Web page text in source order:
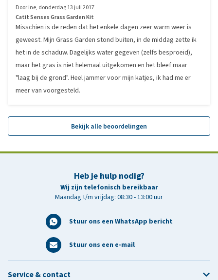
Doorine, donderdag 13 juli 2017
Catit Senses Grass Garden Kit
Misschien is de reden dat het enkele dagen zeer warm weer is
geweest. Mijn Grass Garden stond buiten, in de middag zette ik
het in de schaduw. Dagelijks water gegeven (zelfs besproeid),
maar het gras is niet helemaal uitgekomen en het bleef maar
"laag bij de grond". Heel jammer voor mijn katjes, ik had me er
meer van voorgesteld.
Bekijk alle beoordelingen
Heb je hulp nodig?
Wij zijn telefonisch bereikbaar
Maandag t/m vrijdag: 08:30 - 13:00 uur
Stuur ons een WhatsApp bericht
Stuur ons een e-mail
Service & contact